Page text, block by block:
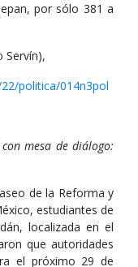
por sólo 381 a
Servín),
politica/014n3pol
mesa de diálogo:
de la Reforma y
estudiantes de
localizada en el
que autoridades
el próximo 29 de